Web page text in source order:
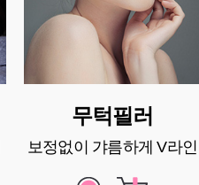
무턱필러
보정없이 갸름하게 V라인